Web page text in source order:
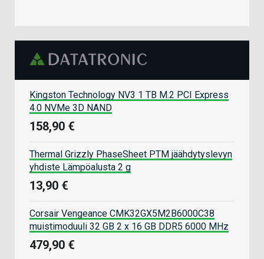
Kingston Technology NV3 1 TB M.2 PCI Express
4.0 NVMe 3D NAND
158,90 €
Thermal Grizzly PhaseSheet PTM jäähdytyslevyn
yhdiste Lämpöalusta 2 g
13,90 €
Corsair Vengeance CMK32GX5M2B6000C38
muistimoduuli 32 GB 2 x 16 GB DDR5 6000 MHz
479,90 €